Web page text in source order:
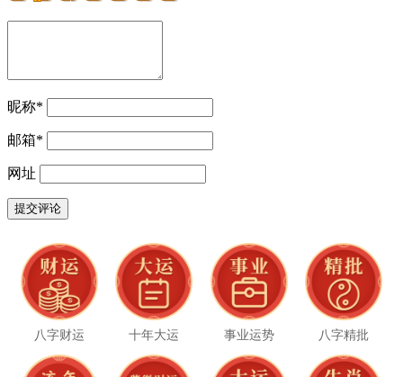
昵称*
邮箱*
网址
八字财运 十年大运 事业运势 八字精批